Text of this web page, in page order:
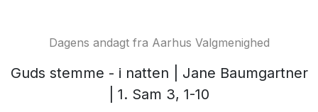
Dagens andagt fra Aarhus Valgmenighed
Guds stemme - i natten | Jane Baumgartner
| 1. Sam 3, 1-10